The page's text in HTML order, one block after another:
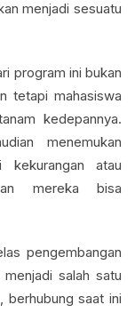
menjadi sesuatu
program ini bukan
tetapi mahasiswa
kedepannya.
menemukan
kekurangan atau
mereka bisa
pengembangan
salah satu
berhubung saat ini